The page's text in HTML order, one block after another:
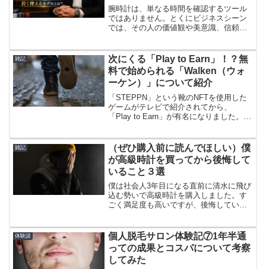
ルとは？
腕時計は、単なる時間を確認するツール
ではありません。とくにビジネスシーン
では、その人の価値観や美意識、信頼感
ようなフォーマル一辺倒の時計も、カジ
ュアル過ぎてスーツに合わ...
雑記
次にくる「Play to Earn」！？無
料で始められる「Walken（ウォ
ーケン）」について紹介
「STEPPN」という靴のNFTを使用した
ゲームがテレビで紹介されてから、
「Play to Earn」が有名になりました。そ
用がかかることが難点でした。今回は無
料...
雑記
（ぜひ購入前に読んでほしい）僕
が高級時計を買ってから後悔して
いること３選
僕は社会人3年目になる直前に清水に飛び
込む勢いで高級時計を購入しました。す
ごく満足度も高いですが、後悔している
体験談
個人脱毛サロン体験記⑦1年半通
っての成果とコスパについて考察
してみた